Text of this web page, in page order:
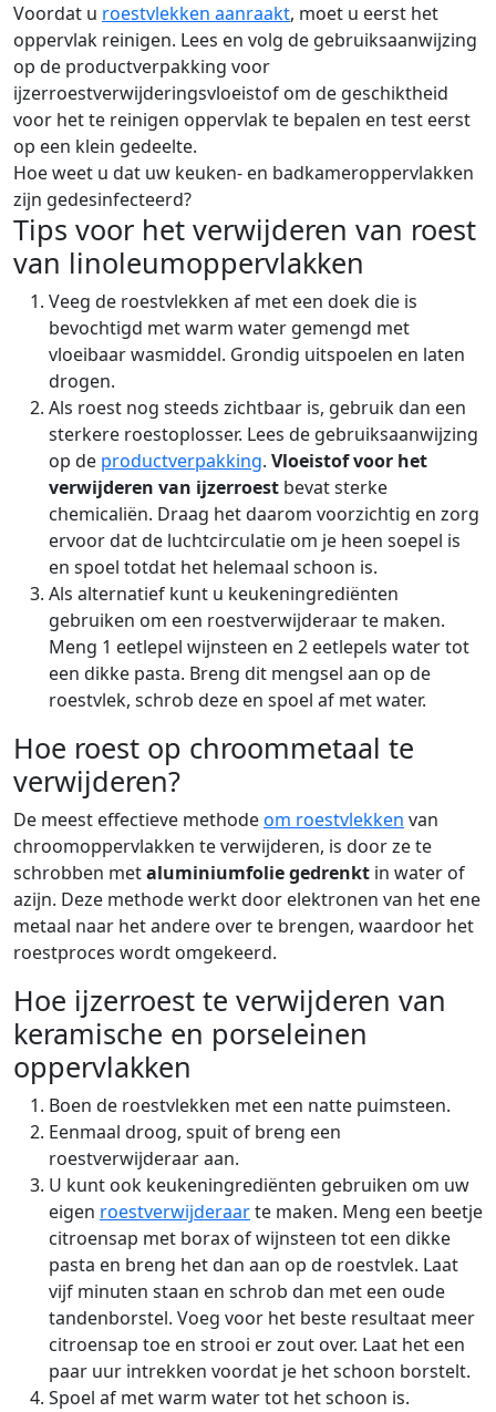
Voordat u roestvlekken aanraakt, moet u eerst het
oppervlak reinigen. Lees en volg de gebruiksaanwijzing
op de productverpakking voor
ijzerroestverwijderingsvloeistof om de geschiktheid
voor het te reinigen oppervlak te bepalen en test eerst
op een klein gedeelte.
Hoe weet u dat uw keuken- en badkameroppervlakken
zijn gedesinfecteerd?
Tips voor het verwijderen van roest
van linoleumoppervlakken
Veeg de roestvlekken af met een doek die is
bevochtigd met warm water gemengd met
vloeibaar wasmiddel. Grondig uitspoelen en laten
drogen.
Als roest nog steeds zichtbaar is, gebruik dan een
sterkere roestoplosser. Lees de gebruiksaanwijzing
op de productverpakking. Vloeistof voor het
verwijderen van ijzerroest bevat sterke
chemicaliën. Draag het daarom voorzichtig en zorg
ervoor dat de luchtcirculatie om je heen soepel is
en spoel totdat het helemaal schoon is.
Als alternatief kunt u keukeningrediënten
gebruiken om een roestverwijderaar te maken.
Meng 1 eetlepel wijnsteen en 2 eetlepels water tot
een dikke pasta. Breng dit mengsel aan op de
roestvlek, schrob deze en spoel af met water.
Hoe roest op chroommetaal te
verwijderen?
De meest effectieve methodeom roestvlekken van
chroomoppervlakken te verwijderen, is door ze te
schrobben metaluminiumfolie gedrenkt in water of
azijn. Deze methode werkt door elektronen van het ene
metaal naar het andere over te brengen, waardoor het
roestproces wordt omgekeerd.
Hoe ijzerroest te verwijderen van
keramische en porseleinen
oppervlakken
Boen de roestvlekken met een natte puimsteen.
Eenmaal droog, spuit of breng een
roestverwijderaar aan.
U kunt ook keukeningrediënten gebruiken om uw
eigen roestverwijderaarte maken. Meng een beetje
citroensap met borax of wijnsteen tot een dikke
pasta en breng het dan aan op de roestvlek. Laat
vijf minuten staan en schrob dan met een oude
tandenborstel. Voeg voor het beste resultaat meer
citroensap toe en strooi er zout over. Laat het een
paar uur intrekken voordat je het schoon borstelt.
Spoel af met warm water tot het schoon is.